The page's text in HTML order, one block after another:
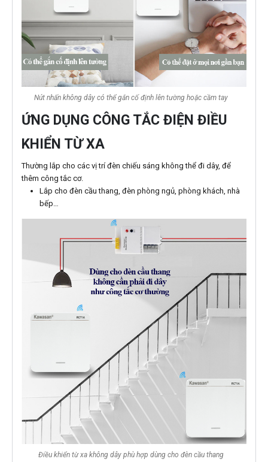
Nút nhấn không dây có thể gắn cố định lên tường hoặc cầm tay
ỨNG DỤNG CÔNG TẮC ĐIỆN ĐIỀU
KHIỂN TỪ XA
Thường lắp cho các vị trí đèn chiếu sáng không thể đi dây, để
thêm công tắc cơ.
Lắp cho đèn cầu thang, đèn phòng ngủ, phòng khách, nhà
bếp…
Điều khiển từ xa không dây phù hợp dùng cho đèn cầu thang